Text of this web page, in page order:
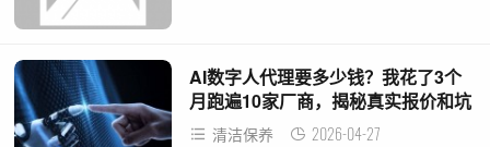
AI数字人代理要多少钱？我花了3个
月跑遍10家厂商，揭秘真实报价和坑
位 清洁保养 2026-04-27